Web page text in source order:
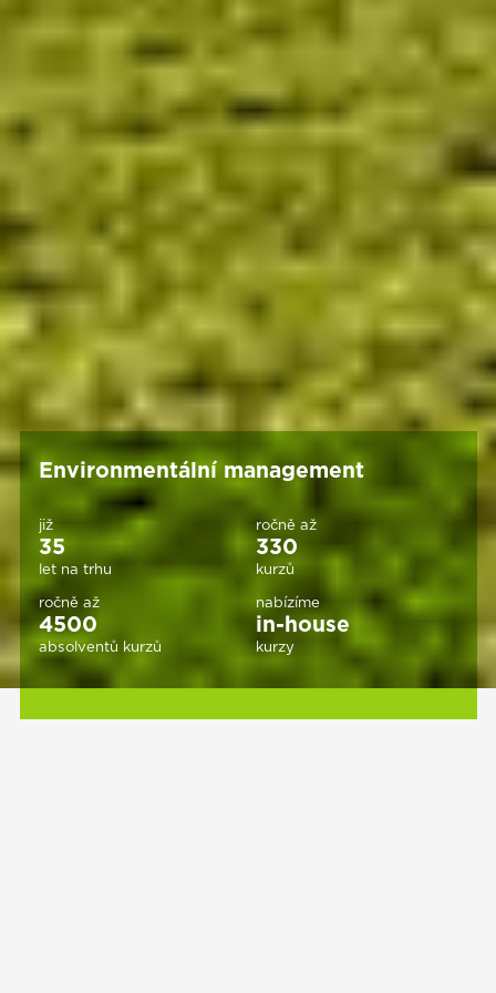
Environmentální management
již
35
let na trhu
ročně až
330
kurzů
ročně až
4500
absolventů kurzů
nabízíme
in-house
kurzy